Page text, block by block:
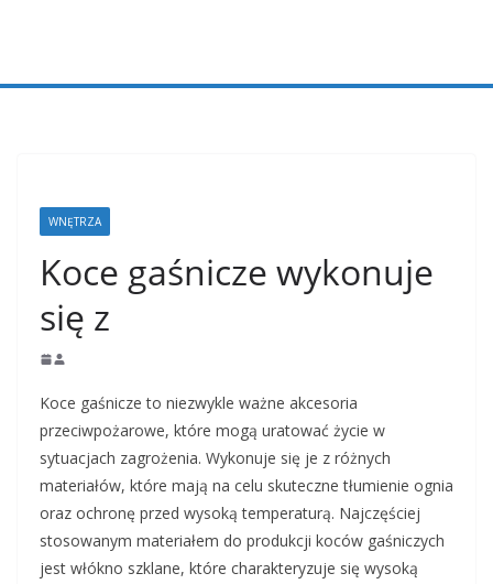
WNĘTRZA
Koce gaśnicze wykonuje
się z
Koce gaśnicze to niezwykle ważne akcesoria
przeciwpożarowe, które mogą uratować życie w
sytuacjach zagrożenia. Wykonuje się je z różnych
materiałów, które mają na celu skuteczne tłumienie ognia
oraz ochronę przed wysoką temperaturą. Najczęściej
stosowanym materiałem do produkcji koców gaśniczych
jest włókno szklane, które charakteryzuje się wysoką